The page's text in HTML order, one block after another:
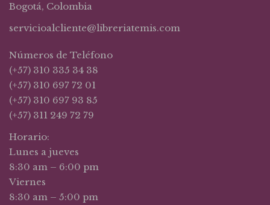
Bogotá, Colombia
servicioalcliente@libreriatemis.com
Números de Teléfono
(+57) 310 335 34 38
(+57) 310 697 72 01
(+57) 310 697 93 85
(+57) 311 249 72 79
Horario:
Lunes a jueves
8:30 am – 6:00 pm
Viernes
8:30 am – 5:00 pm